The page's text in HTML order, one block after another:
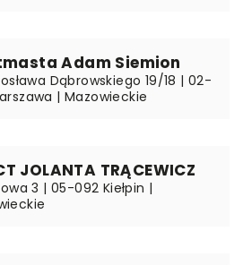
Adam Siemion
Dąbrowskiego 19/18 | 02-
| Mazowieckie
JOLANTA TRĄCEWICZ
3 | 05-092 Kiełpin |